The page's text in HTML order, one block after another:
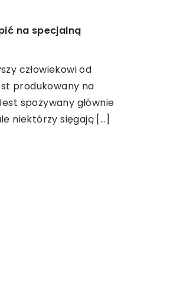
od
na
głównie
sięgają […]